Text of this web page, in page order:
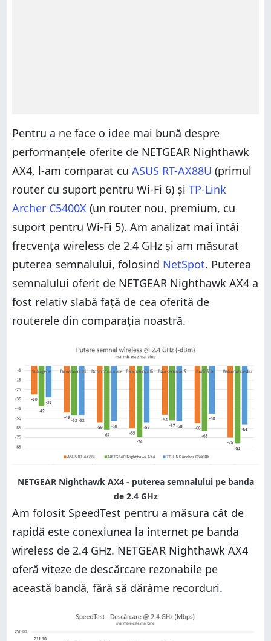
Pentru a ne face o idee mai bună despre
performanțele oferite de NETGEAR Nighthawk
AX4, l-am comparat cu ASUS RT-AX88U (primul
router cu suport pentru Wi-Fi 6) și TP-Link
Archer C5400X (un router nou, premium, cu
suport pentru Wi-Fi 5). Am analizat mai întâi
frecvența wireless de 2.4 GHz și am măsurat
puterea semnalului, folosind NetSpot. Puterea
semnalului oferit de NETGEAR Nighthawk AX4 a
fost relativ slabă față de cea oferită de
routerele din comparația noastră.
NETGEAR Nighthawk AX4 - puterea semnalului pe banda
de 2.4 GHz
Am folosit SpeedTest pentru a măsura cât de
rapidă este conexiunea la internet pe banda
wireless de 2.4 GHz. NETGEAR Nighthawk AX4
oferă viteze de descărcare rezonabile pe
această bandă, fără să dărâme recorduri.